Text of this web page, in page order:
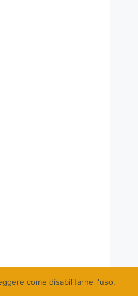
come disabilitarne l'uso,